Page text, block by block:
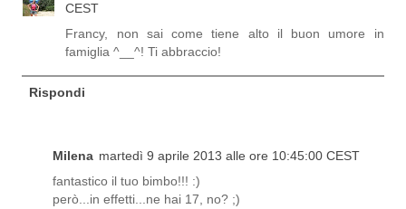
CEST
Francy, non sai come tiene alto il buon umore in
famiglia ^__^! Ti abbraccio!
Rispondi
Milena martedì 9 aprile 2013 alle ore 10:45:00 CEST
fantastico il tuo bimbo!!! :)
però...in effetti...ne hai 17, no? ;)